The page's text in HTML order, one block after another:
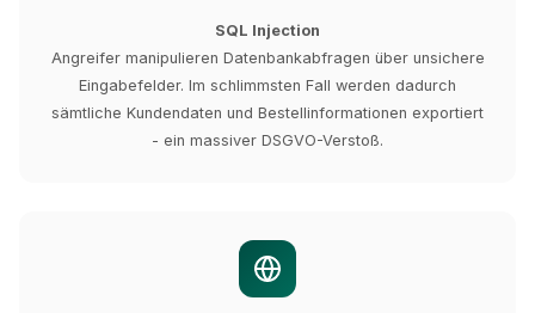
SQL Injection
Angreifer manipulieren Datenbankabfragen über unsichere
Eingabefelder. Im schlimmsten Fall werden dadurch
sämtliche Kundendaten und Bestellinformationen exportiert
- ein massiver DSGVO-Verstoß.